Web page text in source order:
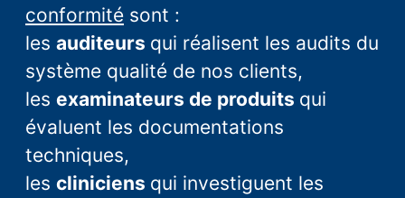
conformité sont :
les auditeurs qui réalisent les audits du
système qualité de nos clients,
les examinateurs de produits qui
évaluent les documentations
techniques,
les cliniciens qui investiguent les